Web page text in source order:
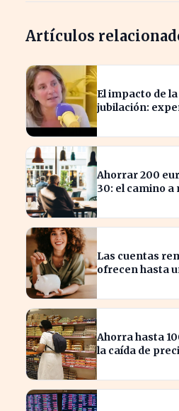
Artículos
El impacto de
jubilación:
Ahorrar 200
30: el camino
Las cuentas
ofrecen hasta
Ahorra hasta
la caída de